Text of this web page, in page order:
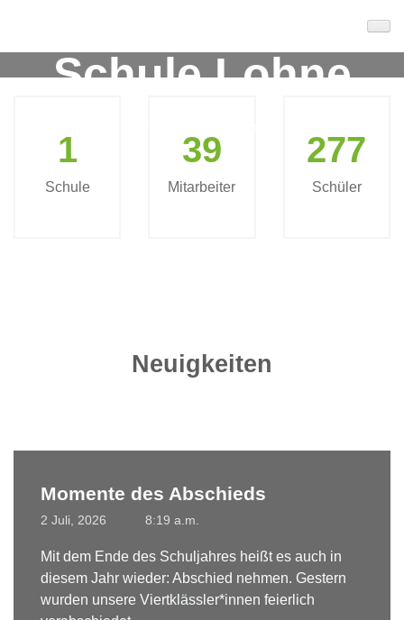
springenSchule Lohne
1
Schule
39
Mitarbeiter
277
Schüler
Neuigkeiten
Momente des Abschieds
2 Juli, 2026 8:19 a.m.
Mit dem Ende des Schuljahres heißt es auch in
diesem Jahr wieder: Abschied nehmen. Gestern
wurden unsere Viertklässler*innen feierlich